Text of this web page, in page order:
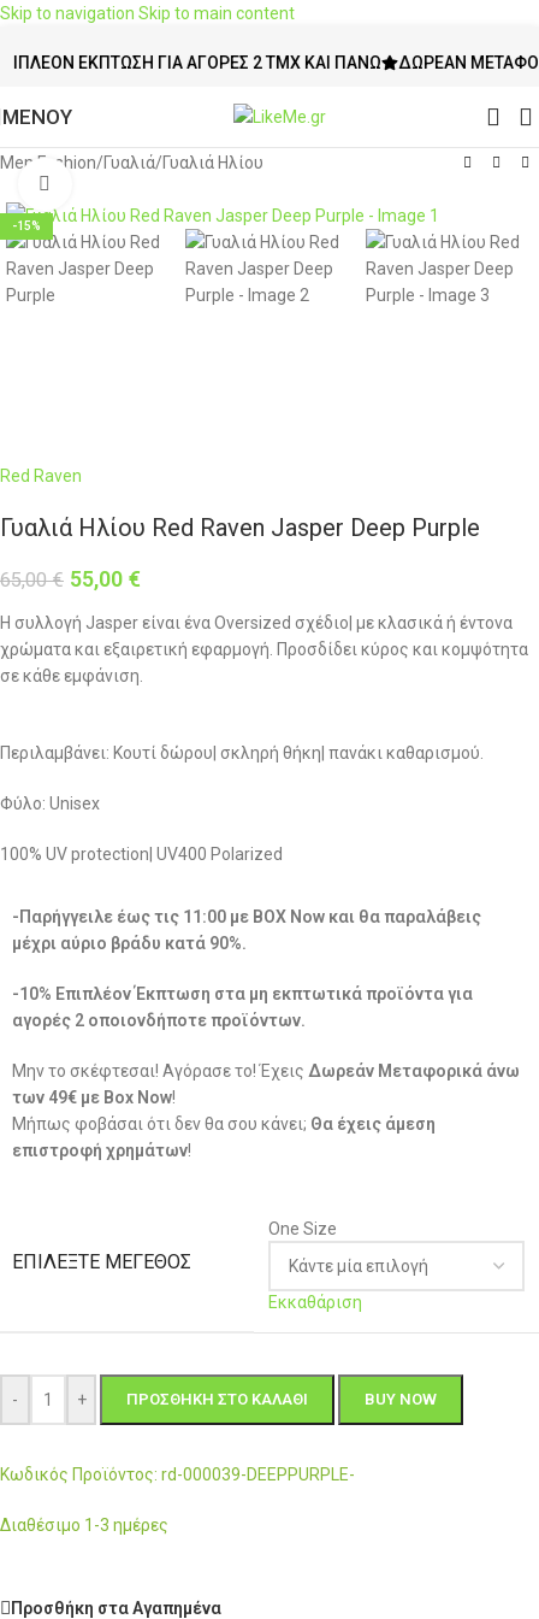
Skip to navigation Skip to main content
ΈΚΠΤΩΣΗ ΓΙΑ ΑΓΟΡΈΣ 2 ΤΜΧ ΚΑΙ ΠΆΝΩ ΔΩΡΕΆΝ ΜΕΤΑΦΟΡΙΚΆ
ΜΕΝΟΥ
Men Fashion/Γυαλιά/Γυαλιά Ηλίου
-15%
Red Raven
Γυαλιά Ηλίου Red Raven Jasper Deep Purple
65,00€ 55,00 €
Η συλλογή Jasper είναι ένα Oversized σχέδιο| με κλασικά ή έντονα
χρώματα και εξαιρετική εφαρμογή. Προσδίδει κύρος και κομψότητα
σε κάθε εμφάνιση.
Περιλαμβάνει: Κουτί δώρου| σκληρή θήκη| πανάκι καθαρισμού.
Φύλο: Unisex
100% UV protection| UV400 Polarized
-Παρήγγειλε έως τις 11:00 με BOX Now και θα παραλάβεις
μέχρι αύριο βράδυ κατά 90%.
-10% Επιπλέον Έκπτωση στα μη εκπτωτικά προϊόντα για
αγορές 2 οποιονδήποτε προϊόντων.
Μην το σκέφτεσαι! Αγόρασε το! Έχεις Δωρεάν Μεταφορικά άνω
των 49€ με Box Now!
Μήπως φοβάσαι ότι δεν θα σου κάνει; Θα έχεις άμεση
επιστροφή χρημάτων!
ΕΠΙΛΈΞΤΕ ΜΈΓΕΘΟΣ
One Size
Εκκαθάριση
- + ΠΡΟΣΘΉΚΗ ΣΤΟ ΚΑΛΆΘΙ BUY NOW
Κωδικός Προϊόντος: rd-000039-DEEPPURPLE-
Διαθέσιμο 1-3 ημέρες
Προσθήκη στα Αγαπημένα